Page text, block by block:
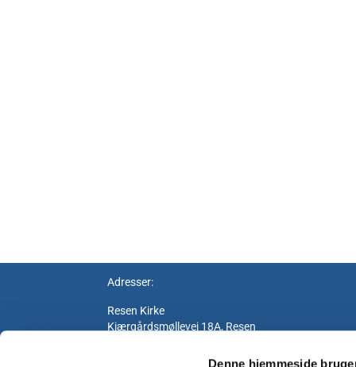
Denne hjemmeside
Adresser:
Resen Kirke
Kjærgårdsmøllevej 18A, Resen